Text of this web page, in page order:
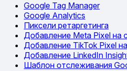
Google Tag Manager
Google Analytics
Пиксели ретаргетинга
Добавление Meta Pixel на
Добавление TikTok Pixel
Добавление LinkedIn
Шаблон отслеживания